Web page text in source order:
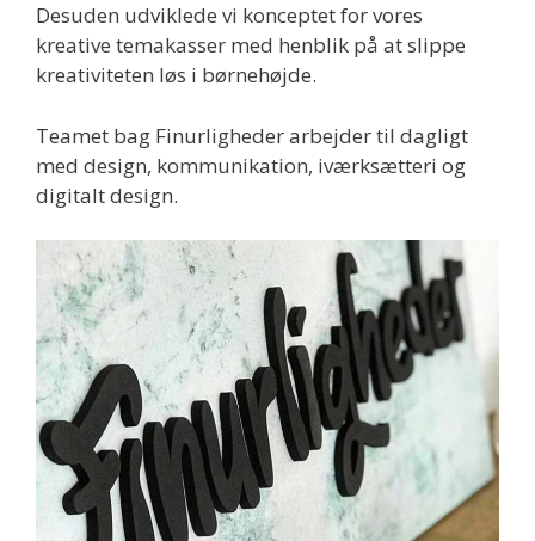
Desuden udviklede vi konceptet for vores
kreative temakasser med henblik på at slippe
kreativiteten løs i børnehøjde.
Teamet bag Finurligheder arbejder til dagligt
med design, kommunikation, iværksætteri og
digitalt design.